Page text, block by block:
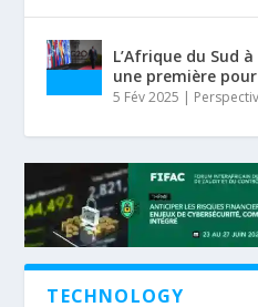
L’Afrique du Sud
une première
5 Fév 2025 |
TECHNOLOGY